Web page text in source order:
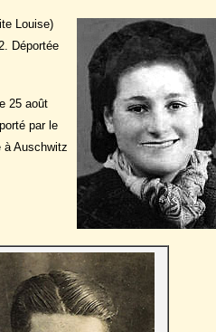
Louise)
Déportée
25 août
par le
à Auschwitz